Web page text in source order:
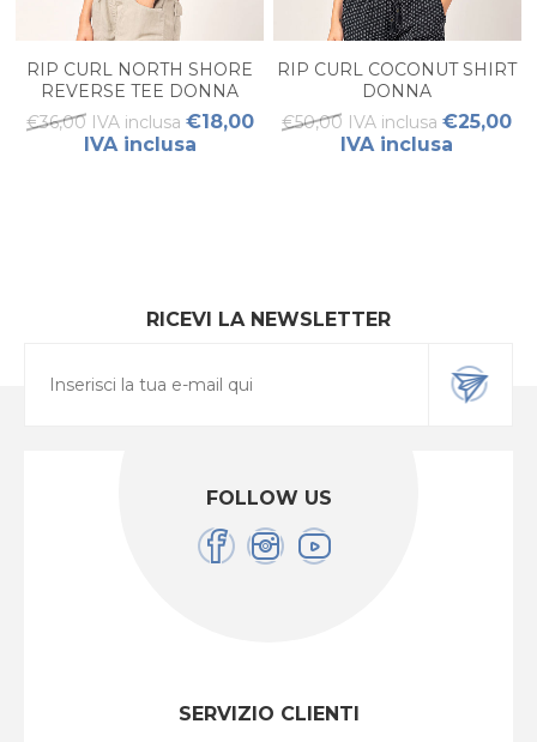
RIP CURL NORTH SHORE
REVERSE TEE DONNA
€36,00 IVA inclusa €18,00
IVA inclusa
RIP CURL COCONUT SHIRT
DONNA
€50,00 IVA inclusa €25,00
IVA inclusa
RICEVI LA NEWSLETTER
FOLLOW US
SERVIZIO CLIENTI